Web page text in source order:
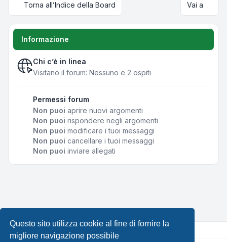
Questo sito utilizza cookie al fine di fornire la
migliore navigazione possibile
Torna all’Indice della Board Vai a
Informazione
Chi c’è in linea
Visitano il forum: Nessuno e 2 ospiti
Permessi forum
Non puoi aprire nuovi argomenti
Non puoi rispondere negli argomenti
Non puoi modificare i tuoi messaggi
Non puoi cancellare i tuoi messaggi
Non puoi inviare allegati